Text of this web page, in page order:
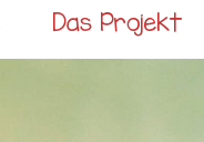
Das Projekt